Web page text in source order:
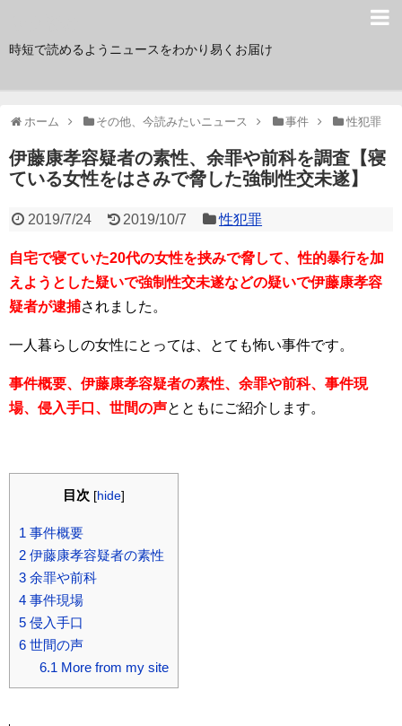
時短で読めるようニュースをわかり易くお届け
ホーム その他、今読みたいニュース 事件 性犯罪
伊藤康孝容疑者の素性、余罪や前科を調査【寝
ている女性をはさみで脅した強制性交未遂】
2019/7/24 2019/10/7 性犯罪
自宅で寝ていた20代の女性を挟みで脅して、性的暴行を加
えようとした疑いで強制性交未遂などの疑いで伊藤康孝容
疑者が逮捕されました。
一人暮らしの女性にとっては、とても怖い事件です。
事件概要、伊藤康孝容疑者の素性、余罪や前科、事件現
場、侵入手口、世間の声とともにご紹介します。
目次 [hide]
1 事件概要
2 伊藤康孝容疑者の素性
3 余罪や前科
4 事件現場
5 侵入手口
6 世間の声
6.1 More from my site